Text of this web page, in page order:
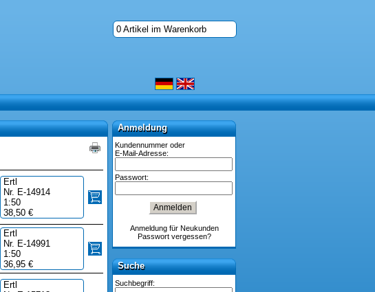
0 Artikel im Warenkorb
Anmeldung
Anmeldung
Kundennummer oder
E-Mail-Adresse:
Passwort:
Anmeldung für Neukunden
Passwort vergessen?
Suche
Suche
Suchbegriff:
Ertl
Nr. E-14914
1:50
38,50 €
Ertl
Nr. E-14991
1:50
36,95 €
Ertl